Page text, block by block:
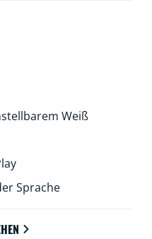
Setzte bei
wenn Du Dich
gemütliches, wenn Du
auch immer für Dich
WLAN lässt sich
oder einfach
Weiß
Sprache